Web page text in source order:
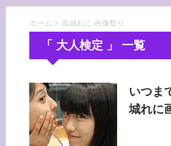
ホーム > 高城れに 画像祭り
「 大人検定 」 一覧
いつま
城れに